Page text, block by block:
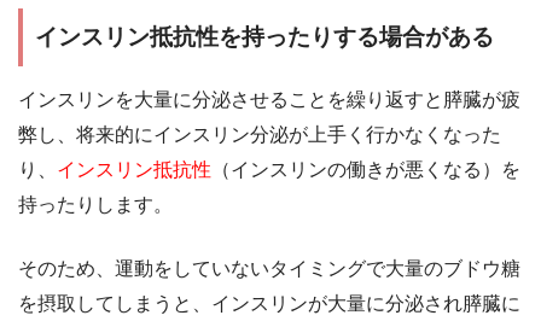
インスリン抵抗性を持ったりする場合がある
インスリンを大量に分泌させることを繰り返すと膵臓が疲
弊し、将来的にインスリン分泌が上手く行かなくなった
り、 インスリン抵抗性 （インスリンの働きが悪くなる）を
持ったりします。
そのため、運動をしていないタイミングで大量のブドウ糖
を摂取してしまうと、インスリンが大量に分泌され膵臓に